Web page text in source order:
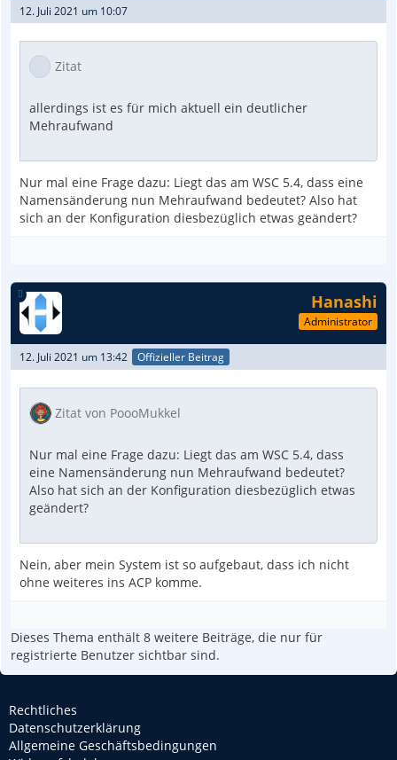
12. Juli 2021 um 10:07
Zitat
allerdings ist es für mich aktuell ein deutlicher
Mehraufwand
Nur mal eine Frage dazu: Liegt das am WSC 5.4, dass eine
Namensänderung nun Mehraufwand bedeutet? Also hat
sich an der Konfiguration diesbezüglich etwas geändert?
Hanashi
Administrator
12. Juli 2021 um 13:42 Offizieller Beitrag
Zitat von PoooMukkel
Nur mal eine Frage dazu: Liegt das am WSC 5.4, dass
eine Namensänderung nun Mehraufwand bedeutet?
Also hat sich an der Konfiguration diesbezüglich etwas
geändert?
Nein, aber mein System ist so aufgebaut, dass ich nicht
ohne weiteres ins ACP komme.
Dieses Thema enthält 8 weitere Beiträge, die nur für
registrierte Benutzer sichtbar sind.
Rechtliches
Datenschutzerklärung
Allgemeine Geschäftsbedingungen